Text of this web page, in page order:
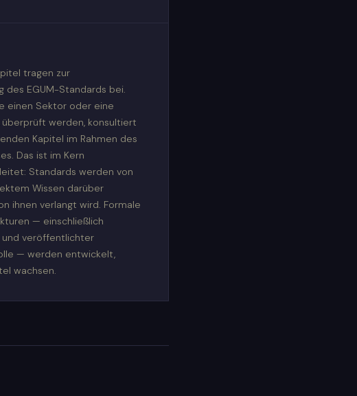
tragen zur
des EGUM-Standards bei.
einen Sektor oder eine
werden, konsultiert
Kapitel im Rahmen des
Das ist im Kern
Standards werden von
Wissen darüber
ihnen verlangt wird. Formale
— einschließlich
veröffentlichter
— werden entwickelt,
wachsen.